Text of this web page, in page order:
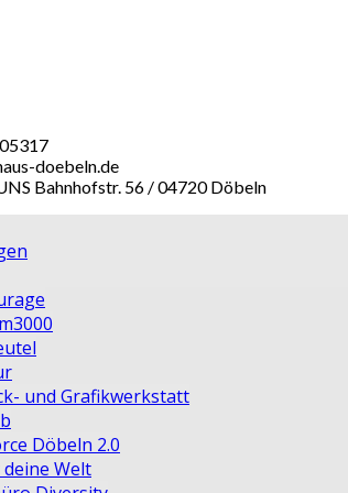
doebeln.de
Bahnhofstr. 56 / 04720 Döbeln
und Grafikwerkstatt
Döbeln 2.0
Welt